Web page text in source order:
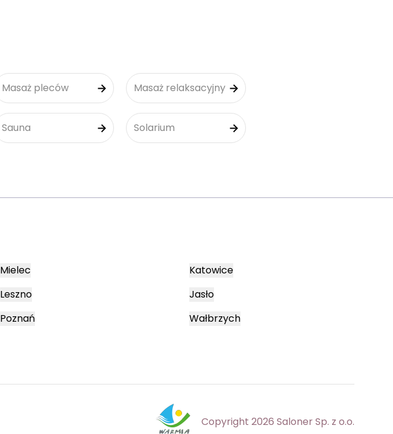
Masaż pleców Masaż relaksacyjny
Sauna Solarium
Mielec
Leszno
Poznań
Katowice
Jasło
Wałbrzych
Copyright 2026 Saloner Sp. z o.o.